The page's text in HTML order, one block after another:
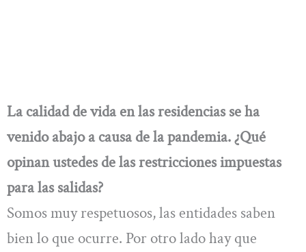
La calidad de vida en las residencias se ha
venido abajo a causa de la pandemia. ¿Qué
opinan ustedes de las restricciones impuestas
para las salidas?
Somos muy respetuosos, las entidades saben
bien lo que ocurre. Por otro lado hay que